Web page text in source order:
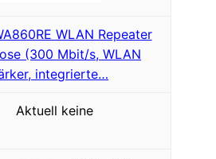
WLAN Repeater
(300 Mbit/s, WLAN
integrierte…
Aktuell keine